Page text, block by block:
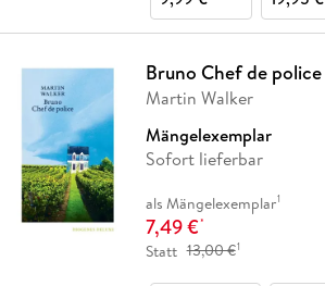
Bruno Chef de police
Martin Walker
Mängelexemplar
Sofort lieferbar
als Mängelexemplar1
7,49 €*
Statt 13,00 €1